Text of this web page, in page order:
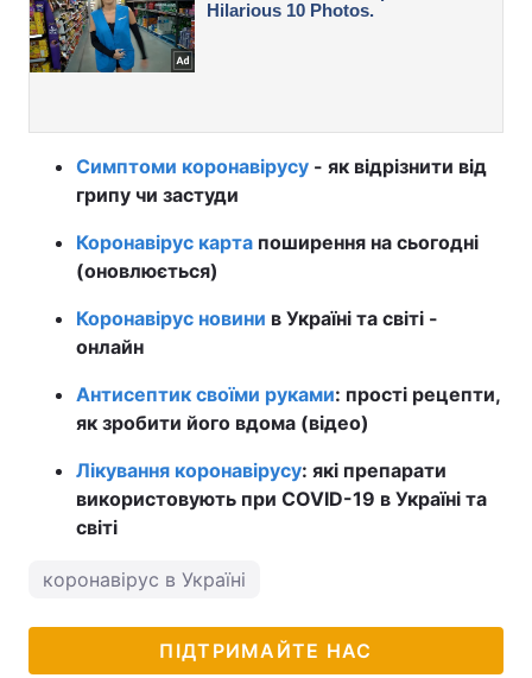
Симптоми коронавірусу - як відрізнити від
грипу чи застуди
Коронавірус карта поширення на сьогодні
(оновлюється)
Коронавірус новини в Україні та світі -
онлайн
Антисептик своїми руками: прості рецепти,
як зробити його вдома (відео)
Лікування коронавірусу: які препарати
використовують при COVID-19 в Україні та
світі
коронавірус в Україні
ПІДТРИМАЙТЕ НАС